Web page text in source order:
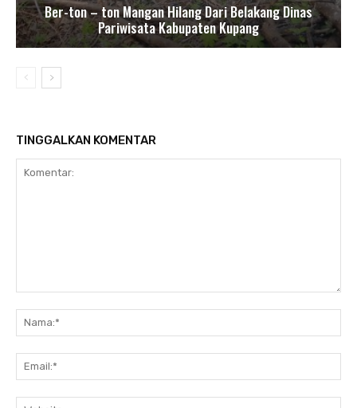
Ber-ton – ton Mangan Hilang Dari Belakang Dinas
Pariwisata Kabupaten Kupang
TINGGALKAN KOMENTAR